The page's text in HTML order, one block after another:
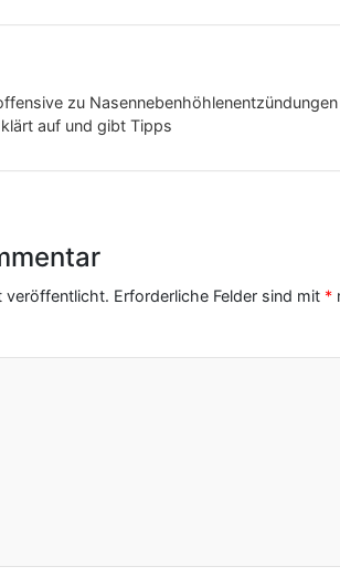
zu
auf und gibt Tipps
veröffentlicht. Erforderliche Felder sind mit *